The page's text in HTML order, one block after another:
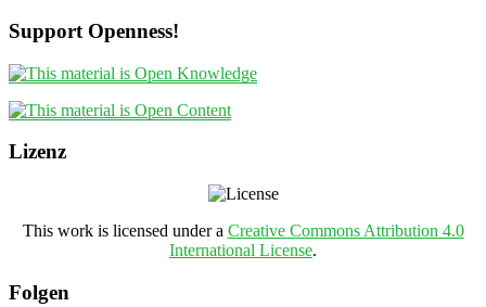
Support Openness!
Lizenz
This work is licensed under a Creative Commons Attribution 4.0
International License.
Folgen